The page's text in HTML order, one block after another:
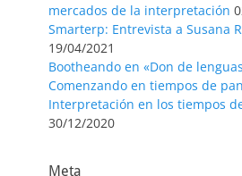
mercados de la interpretación
Smarterp: Entrevista a Susana
19/04/2021
Bootheando en «Don de
Comenzando en tiempos de
Interpretación en los tiempos
30/12/2020
Meta